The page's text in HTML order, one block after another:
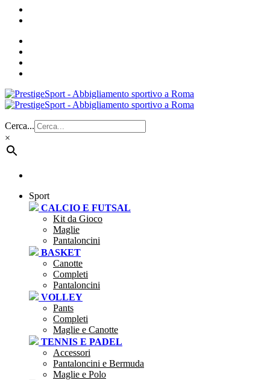
Cerca...
×
Sport
CALCIO E FUTSAL
Kit da Gioco
Maglie
Pantaloncini
BASKET
Canotte
Completi
Pantaloncini
VOLLEY
Pants
Completi
Maglie e Canotte
TENNIS E PADEL
Accessori
Pantaloncini e Bermuda
Maglie e Polo